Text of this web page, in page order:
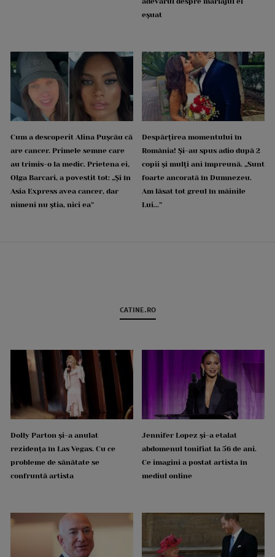
eșuat
Cum a descoperit Alina Pușcău că
are cancer. Primele semne care
au trimis-o la medic. Prietena ei,
Olga Barcari, a povestit tot: „Și în
Asia Express avea cancer, dar
nimeni nu știa, nici ea”
Despărțirea momentului în
România! Și-au spus adio după 2
copii și mulți ani împreună. „Sunt
foarte ancorată în Dumnezeu.
Am lăsat tot greul în mâinile
Lui...”
CATINE.RO
Dolly Parton și-a anulat
rezidența în Las Vegas. Cu ce
probleme de sănătate se
confruntă artista
Jennifer Lopez și-a etalat
abdomenul tonifiat la 56 de ani.
Ce imagini a postat artista în
mediul online